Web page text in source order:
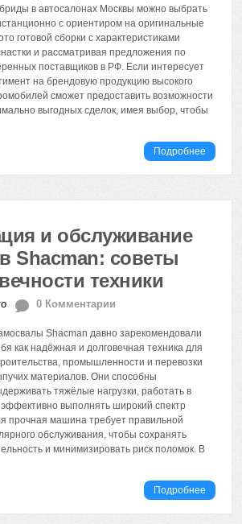
в автосалонах Москвы можно выбрать
с ориентиром на оригинальные
готовой сборки с характеристиками
и рассматривая предложения по
поставщиков в РФ. Если интересует
на брендовую продукцию высокого
сможет предоставить возможности
выгодных сделок, имея выбор, чтобы
Подробнее
и обслуживание
Shacman: советы
техники
0 Комментарии
Shacman давно зарекомендовали
как надёжная и долговечная техника для
промышленности и перевозки
материалов. Они способны
тяжёлые нагрузки, работать в
выполнять широкий спектр
прочная машина требует правильной
обслуживания, чтобы сохранять
и минимизировать риск поломок. В
Подробнее